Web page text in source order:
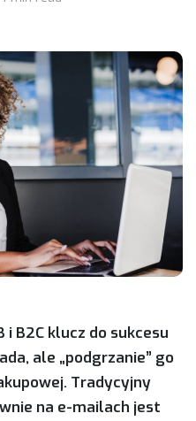
B2C klucz do sukcesu
ale „podgrzanie” go
Tradycyjny
na e-mailach jest